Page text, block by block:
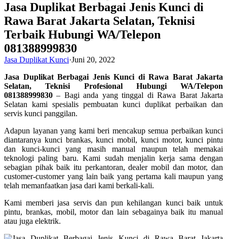
Jasa Duplikat Berbagai Jenis Kunci di
Rawa Barat Jakarta Selatan, Teknisi
Terbaik Hubungi WA/Telepon
081388999830
Jasa Duplikat Kunci·Juni 20, 2022
Jasa Duplikat Berbagai Jenis Kunci di Rawa Barat Jakarta
Selatan, Teknisi Profesional Hubungi WA/Telepon
081388999830 – Bagi anda yang tinggal di Rawa Barat Jakarta
Selatan kami spesialis pembuatan kunci duplikat perbaikan dan
servis kunci panggilan.
Adapun layanan yang kami beri mencakup semua perbaikan kunci
diantaranya kunci brankas, kunci mobil, kunci motor, kunci pintu
dan kunci-kunci yang masih manual maupun telah memakai
teknologi paling baru. Kami sudah menjalin kerja sama dengan
sebagian pihak baik itu perkantoran, dealer mobil dan motor, dan
customer-customer yang lain baik yang pertama kali maupun yang
telah memanfaatkan jasa dari kami berkali-kali.
Kami memberi jasa servis dan pun kehilangan kunci baik untuk
pintu, brankas, mobil, motor dan lain sebagainya baik itu manual
atau juga elektrik.